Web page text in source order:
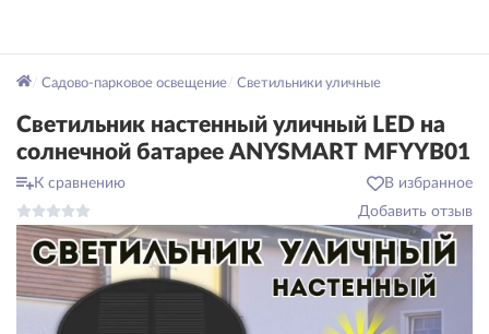
Садово-парковое освещение Светильники уличные
Светильник настенный уличный LED на
солнечной батарее ANYSMART MFYYB01
К сравнению
В избранное
Добавить отзыв